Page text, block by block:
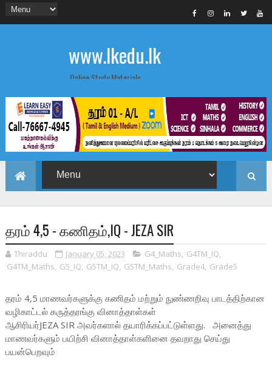
www.lkedu.lk
Online Study Materials
தரம் 4,5 - கணிதம்,IQ - JEZA SIR
Thiraddu January 05, 2023 G4_Maths, G4TM_IQ,
G4TM_Maths, G5_IQ, G5TM_IQ, G5TM_Maths, Grade4, Grade5
தரம் 4,5 மாணவர்களுக்கு கணிதம் மற்றும் நுண்ணறிவு பாடத்திற்கான
வழிகாட்டல் கருத்தரங்கு வினாத்தாள்கள்
ஆசிரியர்JEZASIR அவர்களால் தயாரிக்கப்பட்டுள்ளது.
அனைத்து
மாணவர்களும் பயிற்சி வினாத்தாள்களினை தவறாது செய்து
பயன்பெறவும்